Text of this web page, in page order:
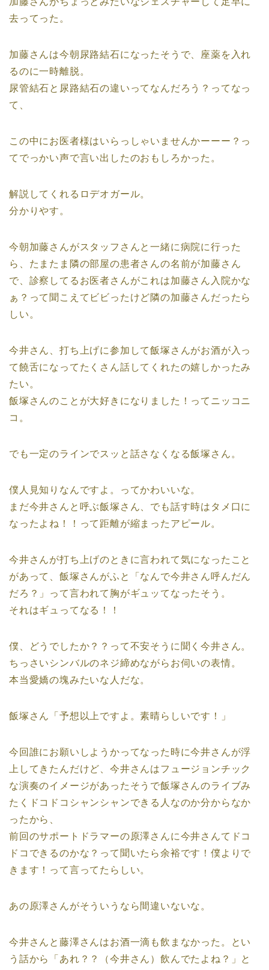
去ってった。
加藤さんは今朝尿路結石になったそうで、座薬を入れ
るのに一時離脱。
尿管結石と尿路結石の違いってなんだろう？ってなっ
て、
この中にお医者様はいらっしゃいませんかーーー？っ
てでっかい声で言い出したのおもしろかった。
解説してくれるロデオガール。
分かりやす。
今朝加藤さんがスタッフさんと一緒に病院に行った
ら、たまたま隣の部屋の患者さんの名前が加藤さん
で、診察してるお医者さんがこれは加藤さん入院かな
ぁ？って聞こえてビビったけど隣の加藤さんだったら
しい。
今井さん、打ち上げに参加して飯塚さんがお酒が入っ
て饒舌になってたくさん話してくれたの嬉しかったみ
たい。
飯塚さんのことが大好きになりました！ってニッコニ
コ。
でも一定のラインでスッと話さなくなる飯塚さん。
僕人見知りなんですよ。ってかわいいな。
まだ今井さんと呼ぶ飯塚さん、でも話す時はタメ口に
なったよね！！って距離が縮まったアピール。
今井さんが打ち上げのときに言われて気になったこと
があって、飯塚さんがふと「なんで今井さん呼んだん
だろ？」って言われて胸がギュッてなったそう。
それはギュってなる！！
僕、どうでしたか？？って不安そうに聞く今井さん。
ちっさいシンバルのネジ締めながらお伺いの表情。
本当愛嬌の塊みたいな人だな。
飯塚さん「予想以上ですよ。素晴らしいです！」
今回誰にお願いしようかってなった時に今井さんが浮
上してきたんだけど、今井さんはフュージョンチック
な演奏のイメージがあったそうで飯塚さんのライブみ
たくドコドコシャンシャンできる人なのか分からなか
ったから、
前回のサポートドラマーの原澤さんに今井さんてドコ
ドコできるのかな？って聞いたら余裕です！僕よりで
きます！って言ってたらしい。
あの原澤さんがそういうなら間違いないな。
今井さんと藤澤さんはお酒一滴も飲まなかった。とい
う話から「あれ？？（今井さん）飲んでたよね？」と